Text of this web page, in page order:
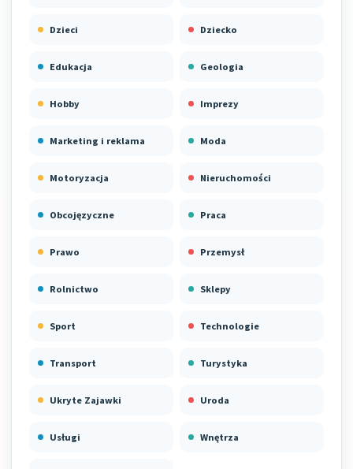
Dzieci Dziecko
Edukacja Geologia
Hobby Imprezy
Marketing i reklama Moda
Motoryzacja Nieruchomości
Obcojęzyczne Praca
Prawo Przemysł
Rolnictwo Sklepy
Sport Technologie
Transport Turystyka
Ukryte Zajawki Uroda
Usługi Wnętrza